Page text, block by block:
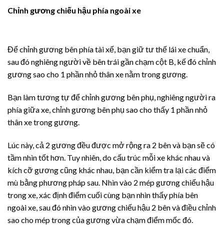
Chỉnh gương chiếu hậu phía ngoài xe
Để chỉnh gương bên phía tài xế, bạn giữ tư thế lái xe chuẩn,
sau đó nghiêng người về bên trái gần chạm cột B, kế đó chỉnh
gương sao cho 1 phần nhỏ thân xe nằm trong gương.
Bạn làm tương tự để chỉnh gương bên phụ, nghiêng người ra
phía giữa xe, chỉnh gương bên phụ sao cho thấy 1 phần nhỏ
thân xe trong gương.
Lúc này, cả 2 gương đều được mở rộng ra 2 bên và bạn sẽ có
tầm nhìn tốt hơn. Tuy nhiên, do cấu trúc mỗi xe khác nhau và
kích cỡ gương cũng khác nhau, bạn cần kiểm tra lại các điểm
mù bằng phương pháp sau. Nhìn vào 2 mép gương chiếu hậu
trong xe, xác định điểm cuối cùng bạn nhìn thấy phía bên
ngoài xe, sau đó nhìn vào gương chiếu hậu 2 bên và điều chỉnh
sao cho mép trong của gương vừa chạm điểm mốc đó.